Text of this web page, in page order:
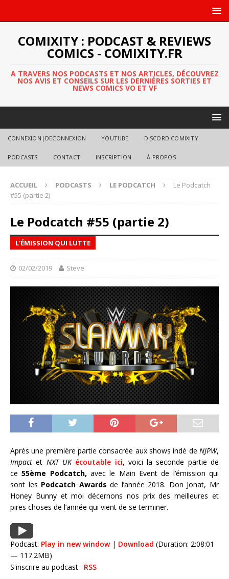
COMIXITY : PODCAST & REVIEWS
COMICS - COMIXITY.FR
A TRAVERS NOS PODCASTS ET NOS ARTICLES, DÉCOUVREZ
NOS AVIS ET CONSEILS SUR LES DERNIÈRES SORTIES ET
NEWS COMICS VO ET VF
CONNEXION|DECONNEXION YOUTUBE DISCORD COMIXITY
PODCASTS CONTACT INSCRIPTION À PROPOS
ACCUEIL PODCASTS LE PODCATCH
Le Podcatch
#55 (partie 2)
Le Podcatch #55 (partie 2)
L'ÉMISSION QUI LUTTE
02/02/2019 Steve
Après une première partie consacrée aux shows indé de NJPW,
Impact et NXT UK écoutable ici, voici la seconde partie de
ce55ème Podcatch,avec le Main Event de l’émission qui
sont les Podcatch Awards de l’année 2018. Don Jonat, Mr
Honey Bunny et moi décernons nos prix des meilleures et
pires choses de l’année qui vient de se terminer.
Podcast: Play in new window| Download (Duration: 2:08:01
— 117.2MB)
S'inscrire au podcast : RSS